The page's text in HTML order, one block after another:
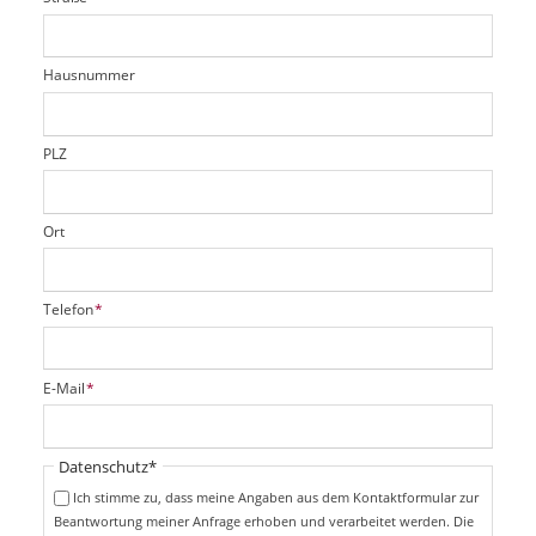
t
r
e
d
c
t
f
e
d
Hausnummer
PLZ
Ort
P
f
i
c
t
f
Telefon*
P
f
i
E-Mail*
Pflichtfeld
Datenschutz*
Ich stimme zu, dass meine Angaben aus dem Kontaktformular zur
Beantwortung meiner Anfrage erhoben und verarbeitet werden. Die